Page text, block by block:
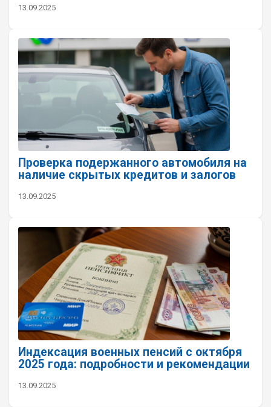
13.09.2025
Проверка подержанного автомобиля на
наличие скрытых кредитов и залогов
13.09.2025
Индексация военных пенсий с октября
2025 года: подробности и рекомендации
13.09.2025